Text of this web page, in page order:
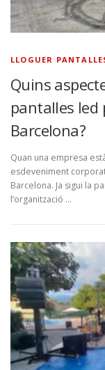
LLOGUER
Quins
pantalles led
Barcelona?
Quan una empresa
esdeveniment
Barcelona. Ja sigui la
l’organització …